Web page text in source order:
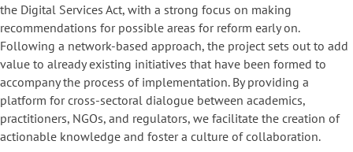
the Digital Services Act, with a strong focus on making
recommendations for possible areas for reform early on.
Following a network-based approach, the project sets out to add
value to already existing initiatives that have been formed to
accompany the process of implementation. By providing a
platform for cross-sectoral dialogue between academics,
practitioners, NGOs, and regulators, we facilitate the creation of
actionable knowledge and foster a culture of collaboration.